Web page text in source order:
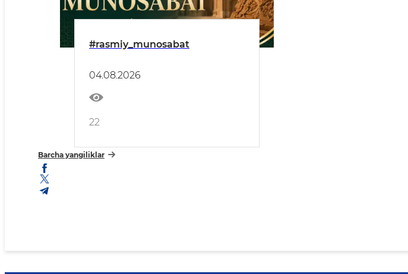
#rasmiy_munosabat
04.08.2026
22
Barcha yangiliklar